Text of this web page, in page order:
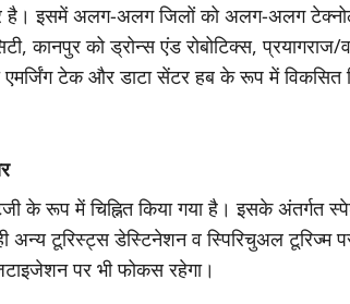
है। इसमें अलग-अलग जिलों को अलग-अलग
को ड्रोन्स एंड रोबोटिक्स, प्रयागराज/
टेक और डाटा सेंटर हब के रूप में विकसित
के रूप में चिह्नित किया गया है। इसके अंतर्गत
अन्य टूरिस्ट्स डेस्टिनेशन व स्पिरिचुअल टूरिज्म
पर भी फोकस रहेगा।